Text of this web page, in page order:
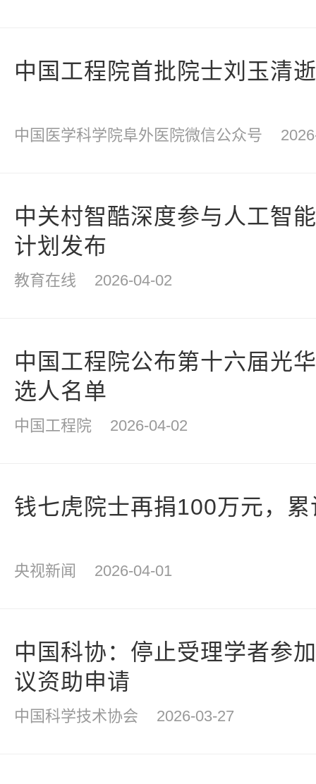
中国工程院首批院士刘玉清
中国医学科学院阜外医院微信公众号
中关村智酷深度参与人工智
计划发布
教育在线 2026-04-02
中国工程院公布第十六届光
选人名单
中国工程院 2026-04-02
钱七虎院士再捐100万元，
央视新闻 2026-04-01
中国科协：停止受理学者参
议资助申请
中国科学技术协会 2026-03-27